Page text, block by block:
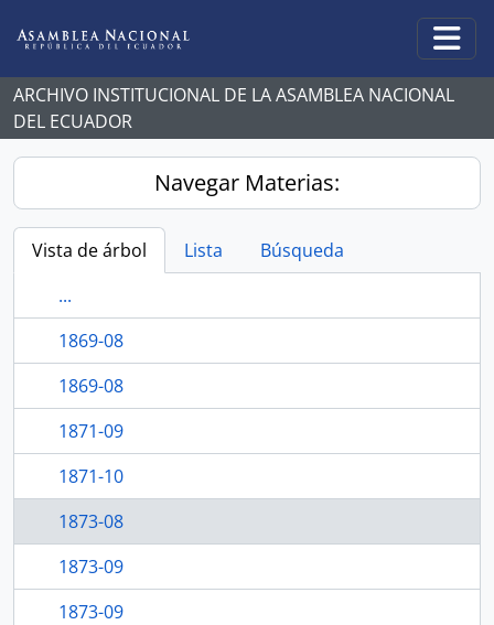
ARCHIVO INSTITUCIONAL DE LA ASAMBLEA NACIONAL
DEL ECUADOR
Navegar Materias:
Vista de árbol Lista
Búsqueda
...
1869-08
1869-08
1871-09
1871-10
1873-08
1873-09
1873-09